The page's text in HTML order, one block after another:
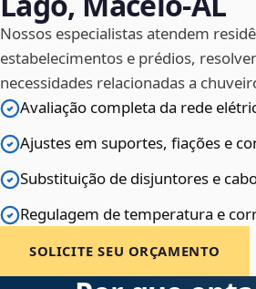
Nossos especialistas atendem
estabelecimentos e prédios,
necessidades relacionadas a
Avaliação completa da rede
Ajustes em suportes, fiações e
Substituição de disjuntores e
Regulagem de temperatura e
SOLICITE SEU ORÇAMENTO